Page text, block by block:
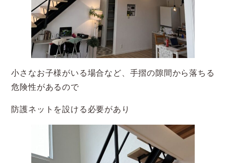
小さなお子様がいる場合など、手摺の隙間から落ちる
危険性があるので
防護ネットを設ける必要があり